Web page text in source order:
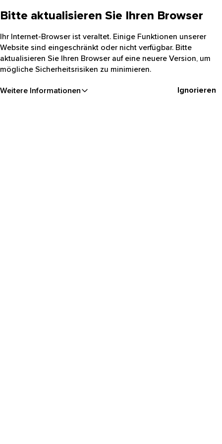
Bitte aktualisieren Sie Ihren Browser
Ihr Internet-Browser ist veraltet. Einige Funktionen unserer
Website sind eingeschränkt oder nicht verfügbar. Bitte
aktualisieren Sie Ihren Browser auf eine neuere Version, um
mögliche Sicherheitsrisiken zu minimieren.
Weitere Informationen Ignorieren